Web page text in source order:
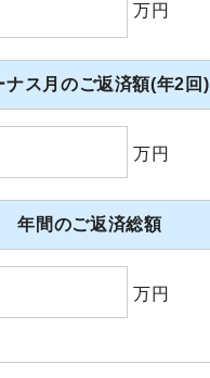
万円
ナス月のご返済額(年2回)
万円
年間のご返済総額
万円